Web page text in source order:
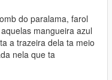
do paralama, farol
mangueira azul
a trazeira dela ta meio
nela que ta